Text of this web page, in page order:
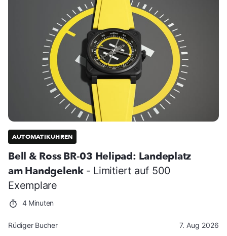
AUTOMATIKUHREN
Bell & Ross BR-03 Helipad: Landeplatz
am Handgelenk - Limitiert auf 500
Exemplare
4 Minuten
Rüdiger Bucher 7. Aug 2026